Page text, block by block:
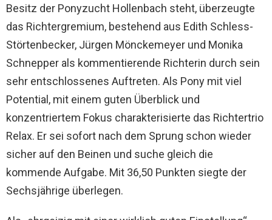
Besitz der Ponyzucht Hollenbach steht, überzeugte
das Richtergremium, bestehend aus Edith Schless-
Störtenbecker, Jürgen Mönckemeyer und Monika
Schnepper als kommentierende Richterin durch sein
sehr entschlossenes Auftreten. Als Pony mit viel
Potential, mit einem guten Überblick und
konzentriertem Fokus charakterisierte das Richtertrio
Relax. Er sei sofort nach dem Sprung schon wieder
sicher auf den Beinen und suche gleich die
kommende Aufgabe. Mit 36,50 Punkten siegte der
Sechsjährige überlegen.